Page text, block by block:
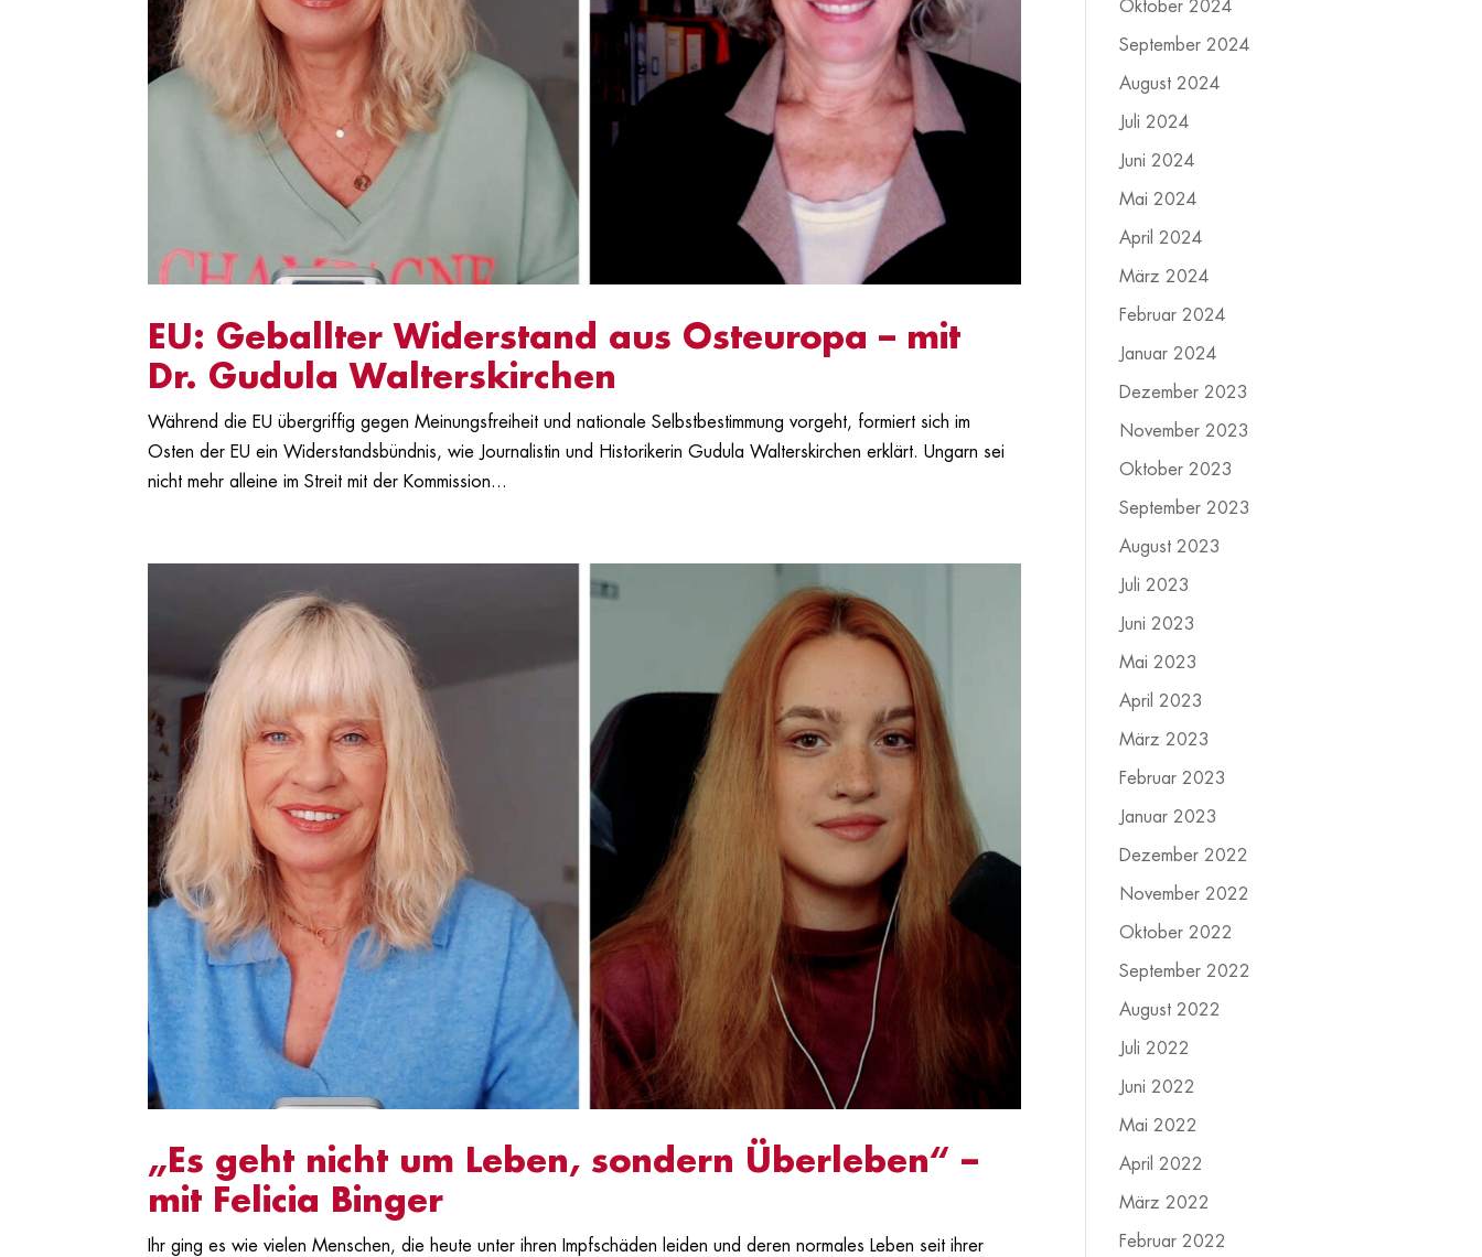
EU: Geballter Widerstand aus Osteuropa – mit
Dr. Gudula Walterskirchen
Während die EU übergriffig gegen Meinungsfreiheit und nationale Selbstbestimmung vorgeht, formiert sich im
Osten der EU ein Widerstandsbündnis, wie Journalistin und Historikerin Gudula Walterskirchen erklärt. Ungarn sei
nicht mehr alleine im Streit mit der Kommission...
„Es geht nicht um Leben, sondern Überleben“ –
mit Felicia Binger
Ihr ging es wie vielen Menschen, die heute unter ihren Impfschäden leiden und deren normales Leben seit ihrer
Oktober 2024
September 2024
August 2024
Juli 2024
Juni 2024
Mai 2024
April 2024
März 2024
Februar 2024
Januar 2024
Dezember 2023
November 2023
Oktober 2023
September 2023
August 2023
Juli 2023
Juni 2023
Mai 2023
April 2023
März 2023
Februar 2023
Januar 2023
Dezember 2022
November 2022
Oktober 2022
September 2022
August 2022
Juli 2022
Juni 2022
Mai 2022
April 2022
März 2022
Februar 2022